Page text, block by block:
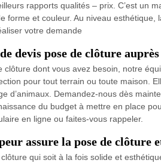
rapports qualités – prix. C’est un
forme et couleur. Au niveau
votre demande
devis pose de clôture
clôture dont vous avez besoin, notre
pour tout terrain ou toute maison.
d’animaux. Demandez-nous dès
du budget à mettre en place
en ligne ou faites-vous rappeler.
assure la pose de clôture
qui soit à la fois solide et